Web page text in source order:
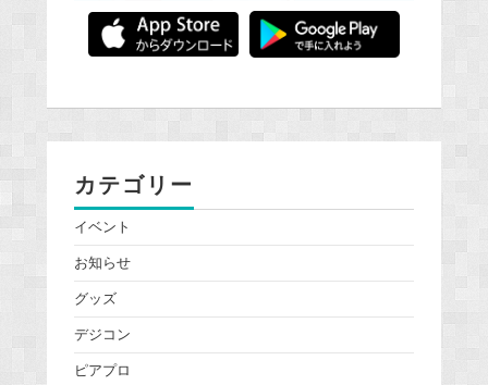
カテゴリー
イベント
お知らせ
グッズ
デジコン
ピアプロ